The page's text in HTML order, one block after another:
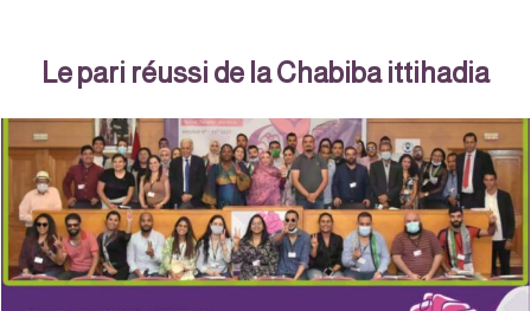
Le pari réussi de la Chabiba ittihadia